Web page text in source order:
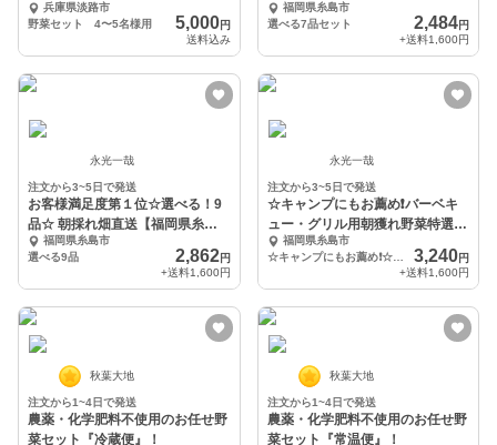
兵庫県淡路市
野菜セット 4〜5名様用
5,000円
送料込み
薬・無化学肥料栽培
福岡県糸島市
選べる7品セット
2,484円
+送料1,600円
永光一哉
注文から3~5日で発送
お客様満足度第１位☆選べる！9
品☆ 朝採れ畑直送【福岡県糸島
産】無農薬無化学肥料
福岡県糸島市
選べる9品
2,862円
+送料1,600円
永光一哉
注文から3~5日で発送
☆キャンプにもお薦め❗️バーベキ
ュー・グリル用朝獲れ野菜特選セ
ット・福岡県糸島産
福岡県糸島市
☆キャンプにもお薦め❗️☆バーベキュー・グリル用朝獲れ野菜特選セット・福岡県糸島産
3,240円
+送料1,600円
秋葉大地
注文から1~4日で発送
農薬・化学肥料不使用のお任せ野
菜セット『冷蔵便』！
秋葉大地
注文から1~4日で発送
農薬・化学肥料不使用のお任せ野
菜セット『常温便』！